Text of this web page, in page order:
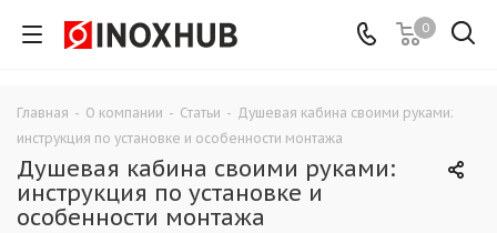
0
Главная - О компании - Статьи - Душевая кабина своими руками:
инструкция по установке и особенности монтажа
Душевая кабина своими руками:
инструкция по установке и
особенности монтажа